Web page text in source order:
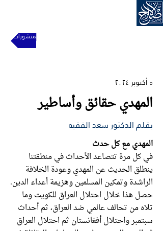
للعودة إلى المنشورات
٥ أكتوبر ٢٠٢٤
المهدي حقائق وأساطير
بقلم الدكتور سعد الفقيه
المهدي مع كل حدث
في كل مرة تتصاعد الأحداث في منطقتنا
ينطلق الحديث عن المهدي وعودة الخلافة
الراشدة وتمكين المسلمين وهزيمة أعداء الدين.
حصل هذا خلال احتلال العراق للكويت وما
تلاه من تحالف عالمي ضد العراق، ثم أحداث
سبتمبر واحتلال أفغانستان ثم احتلال العراق